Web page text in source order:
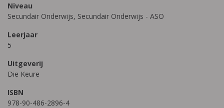
Niveau
Secundair Onderwijs, Secundair Onderwijs - ASO
Leerjaar
5
Uitgeverij
Die Keure
ISBN
978-90-486-2896-4